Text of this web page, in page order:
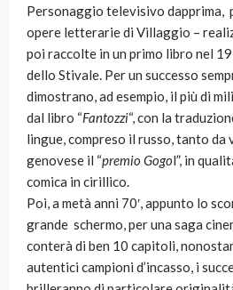
Personaggio televisivo dapprima,
opere letterarie di Villaggio –
poi raccolte in un primo libro nel
dello Stivale. Per un successo
dimostrano, ad esempio, il più di
dal libro “Fantozzi“, con la
lingue, compreso il russo, tanto da
genovese il “premio Gogol”, in
comica in cirillico.
Poi, a metà anni 70′, appunto lo
grande schermo, per una saga
conterà di ben 10 capitoli,
autentici campioni d’incasso, i